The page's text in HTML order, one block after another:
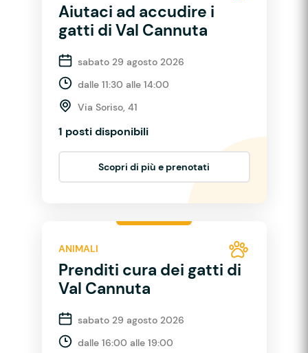
Aiutaci ad accudire i
gatti di Val Cannuta
sabato 29 agosto 2026
dalle 11:30 alle 14:00
Via Soriso, 41
1 posti disponibili
Scopri di più e prenotati
ANIMALI
Prenditi cura dei gatti di
Val Cannuta
sabato 29 agosto 2026
dalle 16:00 alle 19:00